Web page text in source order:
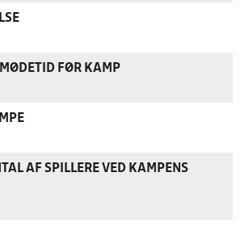
MØDETID FØR KAMP
AF SPILLERE VED KAMPENS